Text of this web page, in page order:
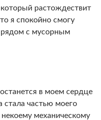
растождествит
я спокойно смогу
рядом с мусорным
в моем сердце
стала частью моего
некоему механическому